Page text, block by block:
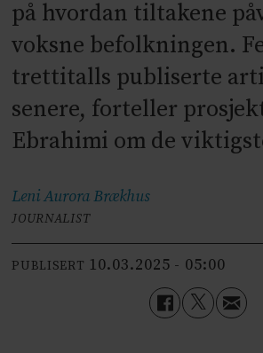
på hvordan tiltakene
voksne befolkningen.
trettitalls publiserte
senere, forteller
Ebrahimi om de
Leni AuroraBrækhus
JOURNALIST
PUBLISERT 10.03.2025 - 05:00